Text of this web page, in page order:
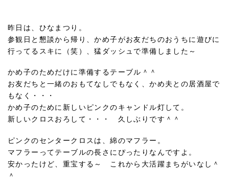
昨日は、ひなまつり。
参観日と懇談から帰り、かめ子がお友だちのおうちに遊びに
行ってるスキに（笑）、猛ダッシュで準備しました～
かめ子のためだけに準備するテーブル＾＾
お友だちと一緒のおもてなしでもなく、かめ夫との居酒屋で
もなく・・・
かめ子のために新しいピンクのキャンドル灯して。
新しいクロスおろして・・・ 久しぶりです＾＾
ピンクのセンタークロスは、綿のマフラー。
マフラーってテーブルの長さにぴったりなんですよ。
安かったけど、重宝する～ これから大活躍まちがいなし＾
＾